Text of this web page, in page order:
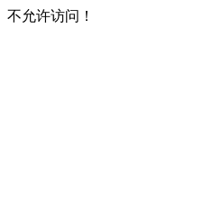
不允许访问！